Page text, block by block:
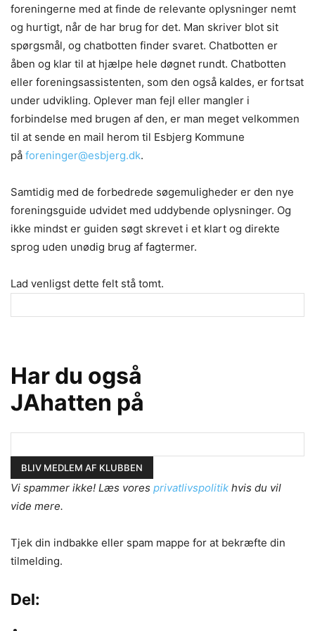
foreningerne med at finde de relevante oplysninger nemt
og hurtigt, når de har brug for det. Man skriver blot sit
spørgsmål, og chatbotten finder svaret. Chatbotten er
åben og klar til at hjælpe hele døgnet rundt. Chatbotten
eller foreningsassistenten, som den også kaldes, er fortsat
under udvikling. Oplever man fejl eller mangler i
forbindelse med brugen af den, er man meget velkommen
til at sende en mail herom til Esbjerg Kommune
på foreninger@esbjerg.dk.
Samtidig med de forbedrede søgemuligheder er den nye
foreningsguide udvidet med uddybende oplysninger. Og
ikke mindst er guiden søgt skrevet i et klart og direkte
sprog uden unødig brug af fagtermer.
Lad venligst dette felt stå tomt.
Har du også
JAhatten på
Vi spammer ikke! Læs vores privatlivspolitik hvis du vil
vide mere.
Tjek din indbakke eller spam mappe for at bekræfte din
tilmelding.
Del: